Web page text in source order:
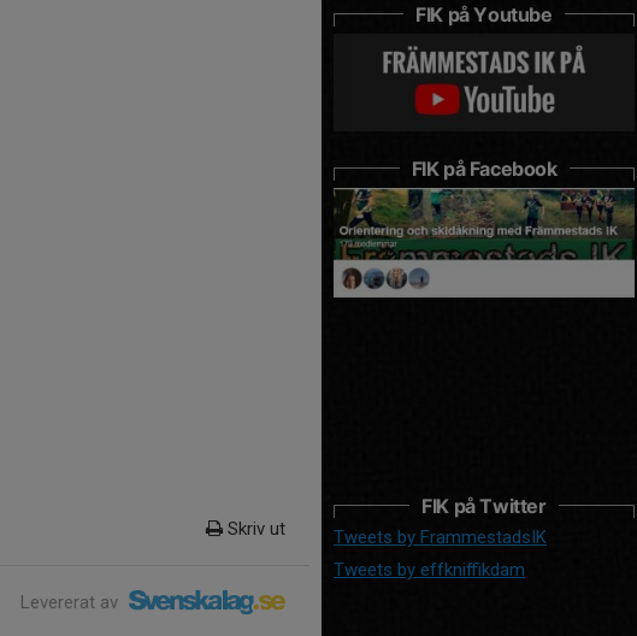
Skriv ut
Levererat av
FIK på Youtube
FIK på Facebook
FIK på Twitter
Tweets by FrammestadsIK
Tweets by effkniffikdam